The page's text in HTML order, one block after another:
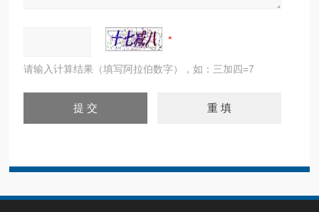
请输入计算结果（填写阿拉伯数字），如：三加四=7